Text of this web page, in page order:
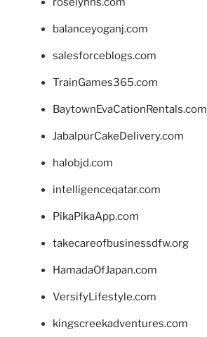
balanceyoganj.com
salesforceblogs.com
TrainGames365.com
BaytownEvaCationRentals.com
JabalpurCakeDelivery.com
halobjd.com
intelligenceqatar.com
PikaPikaApp.com
takecareofbusinessdfw.org
HamadaOfJapan.com
VersifyLifestyle.com
kingscreekadventures.com